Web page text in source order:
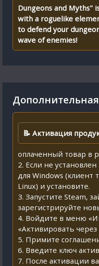
Dungeons and Myths"
with a roguelike
to defend your
wave of enemies!
📝 Активация
оплаченный товар в
2. Если не
для Windows (клиент
Linux) и установите.
3. Запустите Steam,
зарегистрируйте
4. Войдите в меню
«Активировать через
5. Примите
6. Введите ключ
7. После активации